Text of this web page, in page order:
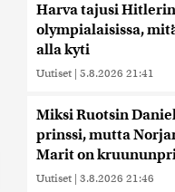
Harva tajusi Hitlerin
olympialaisissa,
alla kyti
Uutiset | 5.8.2026 21:41
Miksi Ruotsin
prinssi, mutta
Marit on
Uutiset | 3.8.2026 21:46